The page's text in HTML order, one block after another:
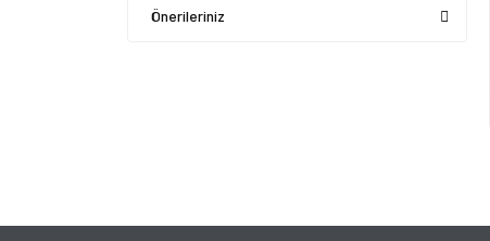
Önerileriniz